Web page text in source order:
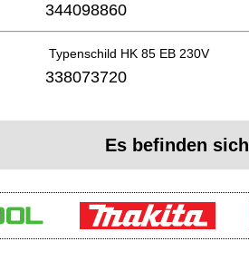
344098860
Typenschild HK 85 EB 230V
338073720
Es befinden sich